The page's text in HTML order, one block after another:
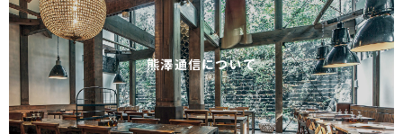
熊澤通信について